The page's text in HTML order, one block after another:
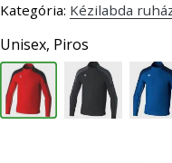
Kategória: Kézilabda
Unisex, Piros